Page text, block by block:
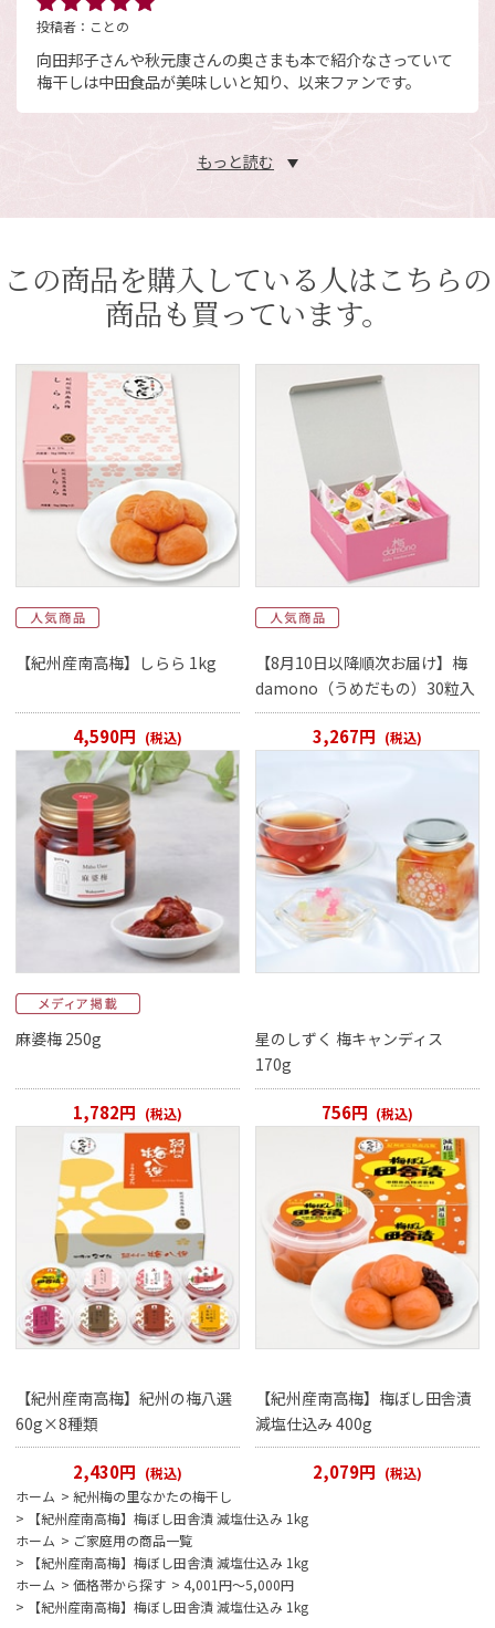
投稿者： ことの
向田邦子さんや秋元康さんの奥さまも本で紹介なさっていて
梅干しは中田食品が美味しいと知り、以来ファンです。
もっと読む
この商品を購入している人はこちらの
商品も買っています。
【紀州産南高梅】しらら 1kg
4,590円 (税込)
【8月10日以降順次お届け】梅
damono（うめだもの）30粒入
3,267円 (税込)
麻婆梅 250g
1,782円 (税込)
星のしずく 梅キャンディス
170g
756円 (税込)
【紀州産南高梅】紀州の梅八選
60g×8種類
2,430円 (税込)
【紀州産南高梅】梅ぼし田舎漬
減塩仕込み 400g
2,079円 (税込)
ホーム > 紀州梅の里なかたの梅干し
>
【紀州産南高梅】梅ぼし田舎漬 減塩仕込み 1kg
ホーム > ご家庭用の商品一覧
>
【紀州産南高梅】梅ぼし田舎漬 減塩仕込み 1kg
ホーム > 価格帯から探す > 4,001円～5,000円
>
【紀州産南高梅】梅ぼし田舎漬 減塩仕込み 1kg